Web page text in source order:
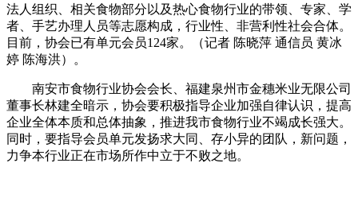
法人组织、相关食物部分以及热心食物行业的带领、专家、学
者、手艺办理人员等志愿构成，行业性、非营利性社会合体。
目前，协会已有单元会员124家。（记者 陈晓萍 通信员 黄冰
婷 陈海洪）。
南安市食物行业协会会长、福建泉州市金穗米业无限公司
董事长林建全暗示，协会要积极指导企业加强自律认识，提高
企业全体本质和总体抽象，推进我市食物行业不竭成长强大。
同时，要指导会员单元发扬求大同、存小异的团队，新问题，
力争本行业正在市场所作中立于不败之地。